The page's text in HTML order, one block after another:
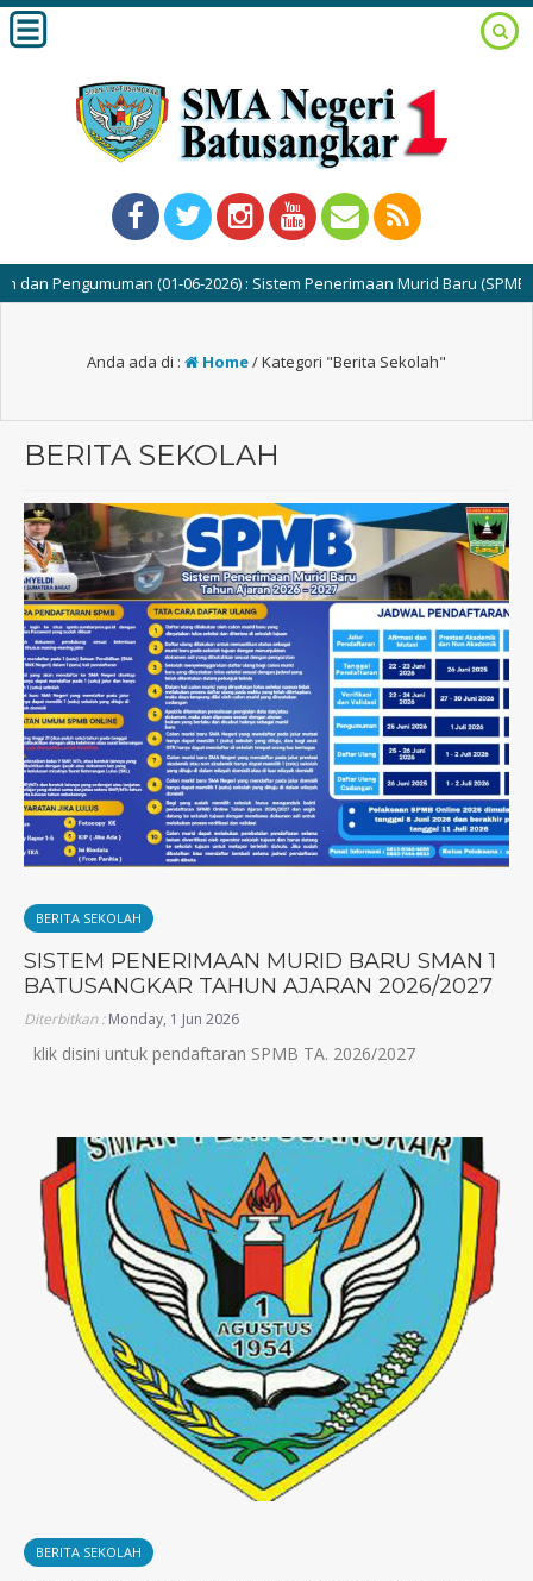
(01-06-2026) : Sistem Penerimaan Murid Baru (SPMB) SMAN 1
Anda ada di : Home/Kategori "Berita Sekolah"
BERITA SEKOLAH
BERITA SEKOLAH
SISTEM PENERIMAAN MURID BARU SMAN 1
BATUSANGKAR TAHUN AJARAN 2026/2027
Diterbitkan :Monday, 1 Jun 2026
klik disini untuk pendaftaran SPMB TA. 2026/2027
BERITA SEKOLAH